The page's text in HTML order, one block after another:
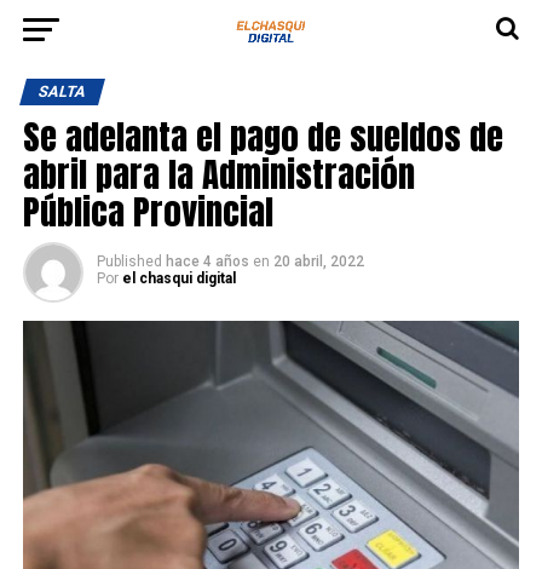
SALTA
Se adelanta el pago de sueldos de
abril para la Administración
Pública Provincial
Published hace 4 años en 20 abril, 2022
Por el chasqui digital